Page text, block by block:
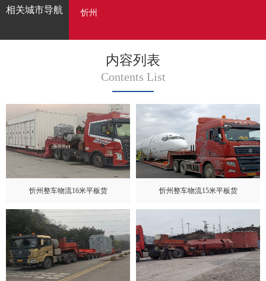
相关城市导航 忻州
内容列表
Contents List
忻州整车物流16米平板货 忻州整车物流15米平板货